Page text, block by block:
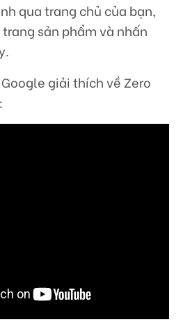
qua trang chủ của bạn,
sản phẩm và nhấn
giải thích về Zero